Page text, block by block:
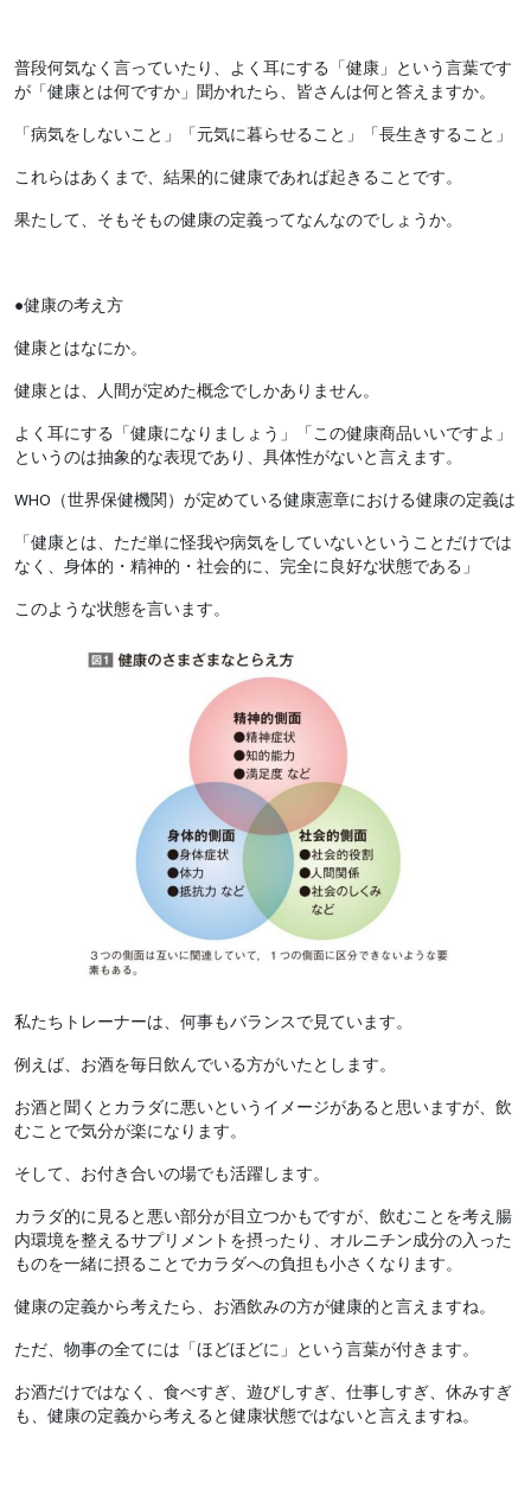
普段何気なく言っていたり、よく耳にする「健康」という言葉です
が「健康とは何ですか」聞かれたら、皆さんは何と答えますか。
「病気をしないこと」「元気に暮らせること」「長生きすること」
これらはあくまで、結果的に健康であれば起きることです。
果たして、そもそもの健康の定義ってなんなのでしょうか。
●健康の考え方
健康とはなにか。
健康とは、人間が定めた概念でしかありません。
よく耳にする「健康になりましょう」「この健康商品いいですよ」
というのは抽象的な表現であり、具体性がないと言えます。
WHO（世界保健機関）が定めている健康憲章における健康の定義は
「健康とは、ただ単に怪我や病気をしていないということだけでは
なく、身体的・精神的・社会的に、完全に良好な状態である」
このような状態を言います。
私たちトレーナーは、何事もバランスで見ています。
例えば、お酒を毎日飲んでいる方がいたとします。
お酒と聞くとカラダに悪いというイメージがあると思いますが、飲
むことで気分が楽になります。
そして、お付き合いの場でも活躍します。
カラダ的に見ると悪い部分が目立つかもですが、飲むことを考え腸
内環境を整えるサプリメントを摂ったり、オルニチン成分の入った
ものを一緒に摂ることでカラダへの負担も小さくなります。
健康の定義から考えたら、お酒飲みの方が健康的と言えますね。
ただ、物事の全てには「ほどほどに」という言葉が付きます。
お酒だけではなく、食べすぎ、遊びしすぎ、仕事しすぎ、休みすぎ
も、健康の定義から考えると健康状態ではないと言えますね。